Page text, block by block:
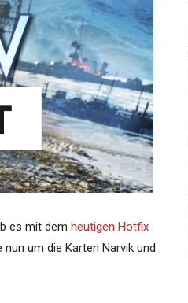
es mit dem heutigen Hotfix
um die Karten Narvik und